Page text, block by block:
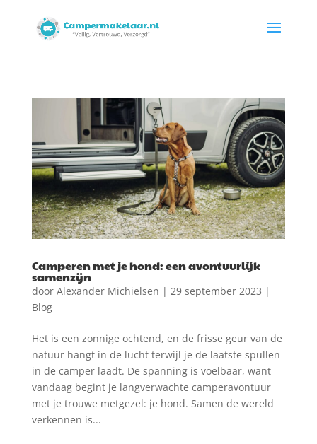
Camperen met je hond: een avontuurlijk
samenzijn
door Alexander Michielsen | 29 september 2023 |
Blog
Het is een zonnige ochtend, en de frisse geur van de
natuur hangt in de lucht terwijl je de laatste spullen
in de camper laadt. De spanning is voelbaar, want
vandaag begint je langverwachte camperavontuur
met je trouwe metgezel: je hond. Samen de wereld
verkennen is...